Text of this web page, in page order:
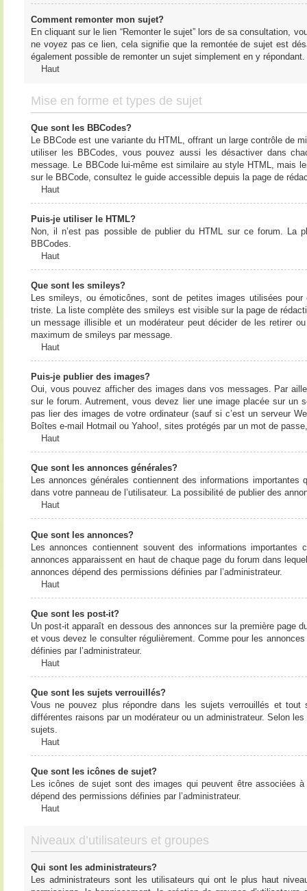
Comment remonter mon sujet?
En cliquant sur le lien “Remonter le sujet” lors de sa consultation,
ne voyez pas ce lien, cela signifie que la remontée de sujet est
également possible de remonter un sujet simplement en y
Haut
Mise en forme et types de sujet
Que sont les BBCodes?
Le BBCode est une variante du HTML, offrant un large contrôle de
utiliser les BBCodes, vous pouvez aussi les désactiver dans
message. Le BBCode lui-même est similaire au style HTML, mais
sur le BBCode, consultez le guide accessible depuis la page de
Haut
Puis-je utiliser le HTML?
Non, il n’est pas possible de publier du HTML sur ce forum. La
BBCodes.
Haut
Que sont les smileys?
Les smileys, ou émoticônes, sont de petites images utilisées
triste. La liste complète des smileys est visible sur la page de
un message illisible et un modérateur peut décider de les retirer
maximum de smileys par message.
Haut
Puis-je publier des images?
Oui, vous pouvez afficher des images dans vos messages. Par
sur le forum. Autrement, vous devez lier une image placée sur un
pas lier des images de votre ordinateur (sauf si c’est un serveur
Boîtes e-mail Hotmail ou Yahoo!, sites protégés par un mot de
Haut
Que sont les annonces générales?
Les annonces générales contiennent des informations
dans votre panneau de l’utilisateur. La possibilité de publier des
Haut
Que sont les annonces?
Les annonces contiennent souvent des informations
annonces apparaissent en haut de chaque page du forum dans
annonces dépend des permissions définies par l’administrateur.
Haut
Que sont les post-it?
Un post-it apparaît en dessous des annonces sur la première page
et vous devez le consulter régulièrement. Comme pour les
définies par l’administrateur.
Haut
Que sont les sujets verrouillés?
Vous ne pouvez plus répondre dans les sujets verrouillés et
différentes raisons par un modérateur ou un administrateur. Selon
sujets.
Haut
Que sont les icônes de sujet?
Les icônes de sujet sont des images qui peuvent être associées
dépend des permissions définies par l’administrateur.
Haut
Niveaux d’utilisateurs et groupes
Qui sont les administrateurs?
Les administrateurs sont les utilisateurs qui ont le plus haut